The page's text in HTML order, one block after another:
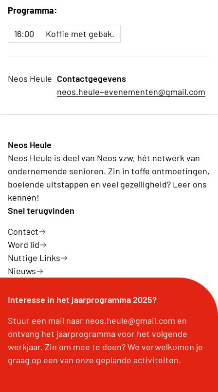
Programma:
16:00 Koffie met gebak.
Neos Heule Contactgegevens
neos.heule+evenementen@gmail.com
Neos Heule
Neos Heule is deel van Neos vzw, hét netwerk van
ondernemende senioren. Zin in toffe ontmoetingen,
boeiende uitstappen en veel gezelligheid? Leer ons
kennen!
Snel terugvinden
Contact
Word lid
Nuttige Links
Nieuws
Interesse in het jaarprogramma 2025?
Stuur een mail naar neos.heule@gmail.com en
ontvang het jaarprogramma voor het volgende
werkjaar. Zin om mee te doen? We verwelkomen je
graag op een van onze geplande activiteiten.